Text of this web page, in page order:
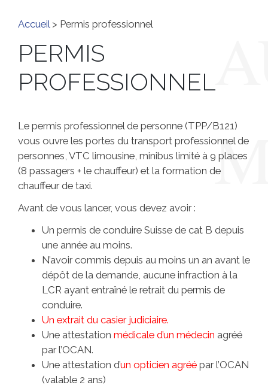
Accueil> Permis professionnel
PERMIS
PROFESSIONNEL
Le permis professionnel de personne (TPP/B121)
vous ouvre les portes du transport professionnel de
personnes, VTC limousine, minibus limité à 9 places
(8 passagers + le chauffeur) et la formation de
chauffeur de taxi.
Avant de vous lancer, vous devez avoir :
Un permis de conduire Suisse de cat B depuis
une année au moins.
N’avoir commis depuis au moins un an avant le
dépôt de la demande, aucune infraction à la
LCR ayant entraîné le retrait du permis de
conduire.
Un extrait du casier judiciaire.
Une attestation médicale d’un médecin agréé
par l’OCAN.
Une attestation d’un opticien agréé par l’OCAN
(valable 2 ans)